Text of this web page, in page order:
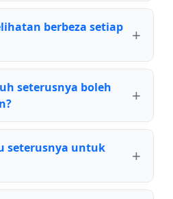
berbeza setiap
seterusnya boleh
seterusnya untuk